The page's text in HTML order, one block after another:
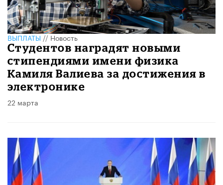
ВЫПЛАТЫ//Новость
Студентов наградят новыми
стипендиями имени физика
Камиля Валиева за достижения в
электронике
22 марта